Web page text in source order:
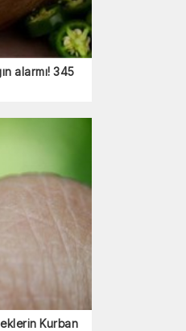
alarmı! 345
Kurban